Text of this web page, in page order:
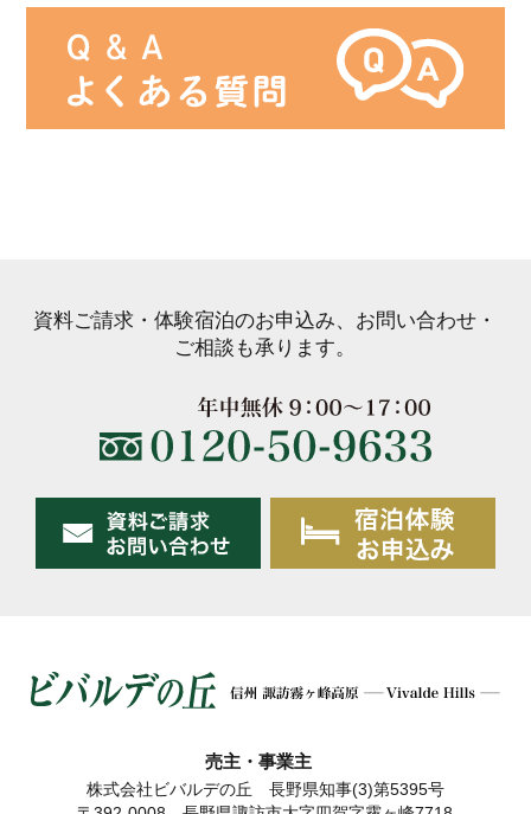
資料ご請求・体験宿泊のお申込み、お問い合わせ・
ご相談も承ります。
売主・事業主
株式会社ビバルデの丘 長野県知事(3)第5395号